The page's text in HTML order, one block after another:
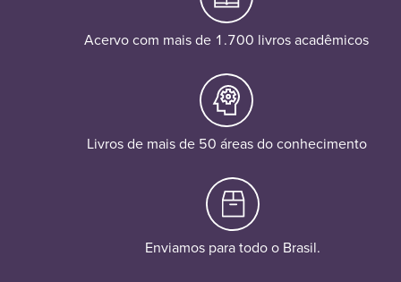
Acervo com mais de 1.700 livros acadêmicos
Livros de mais de 50 áreas do conhecimento
Enviamos para todo o Brasil.